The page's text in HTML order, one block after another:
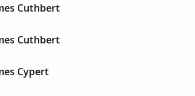
Cuthbert
Cuthbert
Cypert